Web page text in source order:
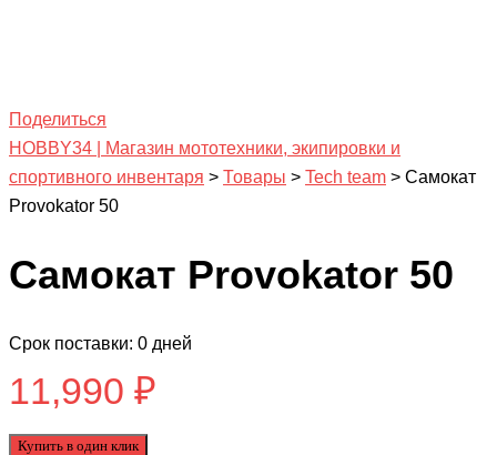
Поделиться
HOBBY34 | Магазин мототехники, экипировки и
спортивного инвентаря > Товары > Tech team > Самокат
Provokator 50
Самокат Provokator 50
Срок поставки: 0 дней
11,990 ₽
Купить в один клик